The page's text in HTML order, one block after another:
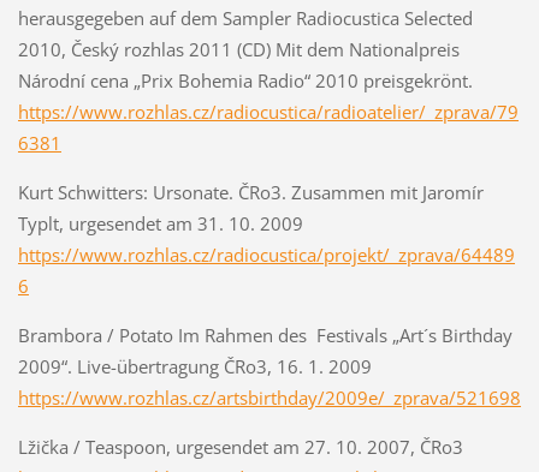
herausgegeben auf dem Sampler Radiocustica Selected
2010, Český rozhlas 2011 (CD) Mit dem Nationalpreis
Národní cena „Prix Bohemia Radio“ 2010 preisgekrönt.
https://www.rozhlas.cz/radiocustica/radioatelier/_zprava/79
6381
Kurt Schwitters: Ursonate. ČRo3. Zusammen mit Jaromír
Typlt, urgesendet am 31. 10. 2009
https://www.rozhlas.cz/radiocustica/projekt/_zprava/64489
6
Brambora / Potato Im Rahmen des Festivals „Art´s Birthday
2009“. Live-übertragung ČRo3, 16. 1. 2009
https://www.rozhlas.cz/artsbirthday/2009e/_zprava/521698
Lžička / Teaspoon, urgesendet am 27. 10. 2007, ČRo3